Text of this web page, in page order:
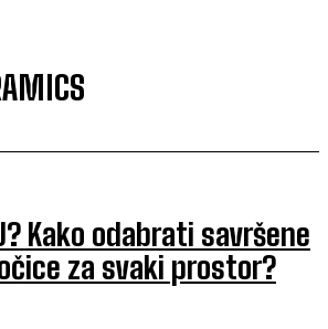
Kako odabrati savršene
za svaki prostor?